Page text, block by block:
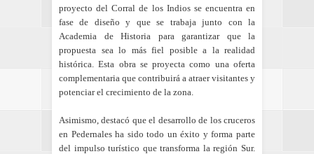
proyecto del Corral de los Indios se encuentra en
fase de diseño y que se trabaja junto con la
Academia de Historia para garantizar que la
propuesta sea lo más fiel posible a la realidad
histórica. Esta obra se proyecta como una oferta
complementaria que contribuirá a atraer visitantes y
potenciar el crecimiento de la zona.
Asimismo, destacó que el desarrollo de los cruceros
en Pedernales ha sido todo un éxito y forma parte
del impulso turístico que transforma la región Sur.